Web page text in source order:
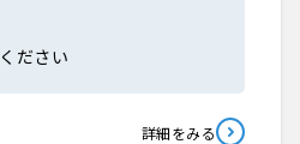
ださい
詳細をみる